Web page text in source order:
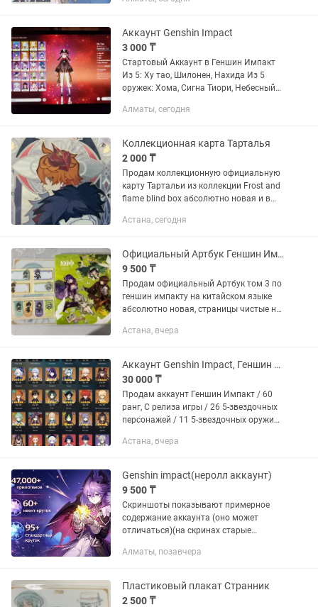
Края. Также есть Чжун Ли С1, ХуТао С1,
имеется небольшой...
Аккаунт Genshin Impact
3 000 ₸
Стартовый Аккаунт в Геншин Импакт
Из 5: Ху тао, Шилонен, Нахида Из 5
оружек: Хома, Сигна Тиори, Небесный
Куки Синобу На стандартном баннере
Алматы, сегодня
Коллекционная карта Тарталья
2 000 ₸
Продам коллекционную официальную
карту Тартальи из коллекции Frost and
flame blind box абсолютно новая и в
мерч оригинальный Genshin impact
Астана, сегодня
Официальный Артбук Геншин Импакт
9 500 ₸
Продам официальный Артбук том 3 по
геншин импакту на китайском языке
абсолютно новая, страницы чистые не
магнитами которые шли в комплекте,
Астана, вчера
Аккаунт Genshin Impact, Геншин Импакт
30 000 ₸
Продам аккаунт Геншин Импакт / 60
ранг, С релиза игры / 26 5-звездочных
персонажей / 11 5-звездочных оружий,
интересовать
Астана, вчера
Genshin impact(неролл аккаунт)
9 500 ₸
Скриншоты показывают примерное
содержание аккаунта (оно может
отличаться)(на скринах старые
Примогенов 95+ Стандартных Молитв
единственный...
Алматы, позавчера
Пластиковый плакат Странник
2 500 ₸